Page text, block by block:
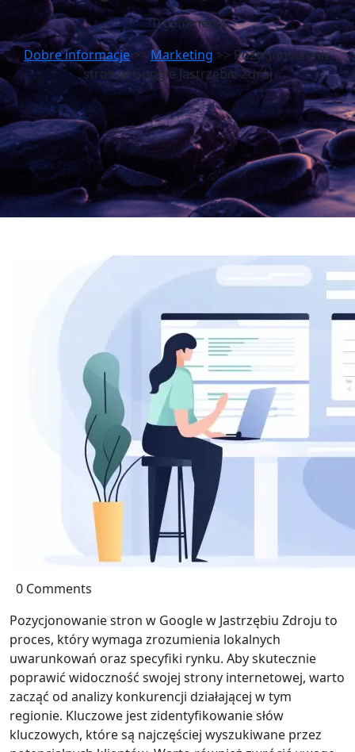
0 comments
Dobre informacje >> Marketing>> Pozycjonowanie
stron w Google Jastrzębie Zdrój
0 Comments
Pozycjonowanie stron w Google w Jastrzębiu Zdroju to
proces, który wymaga zrozumienia lokalnych
uwarunkowań oraz specyfiki rynku. Aby skutecznie
poprawić widoczność swojej strony internetowej, warto
zacząć od analizy konkurencji działającej w tym
regionie. Kluczowe jest zidentyfikowanie słów
kluczowych, które są najczęściej wyszukiwane przez